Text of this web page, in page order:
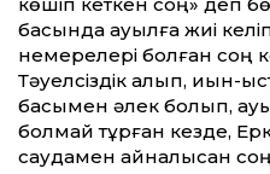
көшіп кеткен соң» деп
басында ауылға жиі
немерелері болған соң
Тәуелсіздік алып, қиын-
басымен әлек болып,
болмай тұрған кезде,
саудамен айналысқан